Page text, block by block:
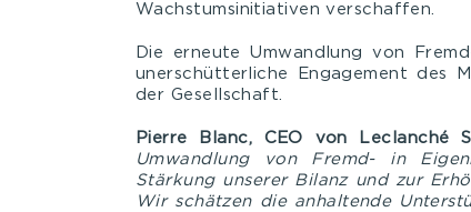
Wachstumsinitiativen verschaffen.
Die erneute Umwandlung von
unerschütterliche Engagement des
der Gesellschaft.
Pierre Blanc, CEO von Leclanché
Umwandlung von Fremd- in
Stärkung unserer Bilanz und zur
Wir schätzen die anhaltende